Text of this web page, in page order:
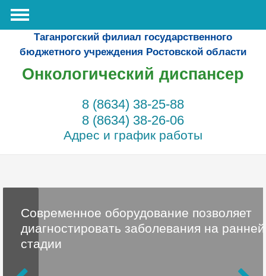
Таганрогский филиал государственного
бюджетного учреждения Ростовской области
Онкологический диспансер
8 (8634) 38-25-88
8 (8634) 38-26-06
Адрес и график работы
Современное оборудование позволяет
диагностировать заболевания на ранней
стадии